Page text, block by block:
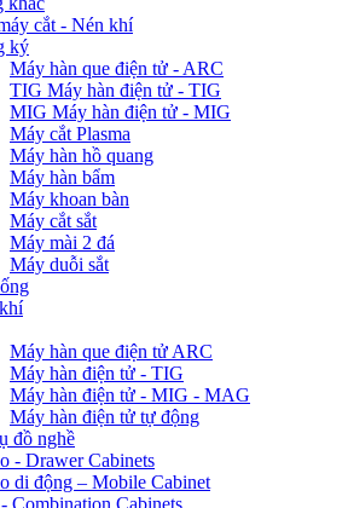
cắt - Nén khí
ký
Máy hàn que điện tử - ARC
TIG Máy hàn điện tử - TIG
MIG Máy hàn điện tử - MIG
Máy cắt Plasma
Máy hàn hồ quang
Máy hàn bẩm
Máy khoan bàn
Máy cắt sắt
Máy mài 2 đá
Máy duỗi sắt
Máy hàn que điện tử ARC
Máy hàn điện tử - TIG
Máy hàn điện tử - MIG - MAG
Máy hàn điện tử tự động
đồ nghề
- Drawer Cabinets
di động – Mobile Cabinet
Combination Cabinets